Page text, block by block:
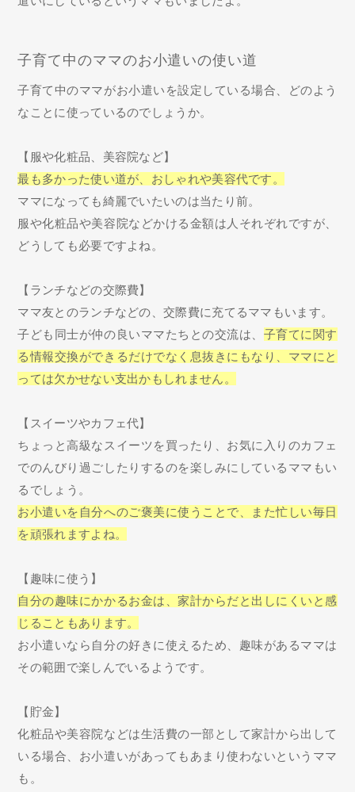
子育て中のママのお小遣いの使い道
子育て中のママがお小遣いを設定している場合、どのよう
なことに使っているのでしょうか。
【服や化粧品、美容院など】
最も多かった使い道が、おしゃれや美容代です。
ママになっても綺麗でいたいのは当たり前。
服や化粧品や美容院などかける金額は人それぞれですが、
どうしても必要ですよね。
【ランチなどの交際費】
ママ友とのランチなどの、交際費に充てるママもいます。
子ども同士が仲の良いママたちとの交流は、 子育てに関す
る情報交換ができるだけでなく息抜きにもなり、ママにと
っては欠かせない支出かもしれません。
【スイーツやカフェ代】
ちょっと高級なスイーツを買ったり、お気に入りのカフェ
でのんびり過ごしたりするのを楽しみにしているママもい
るでしょう。
お小遣いを自分へのご褒美に使うことで、また忙しい毎日
を頑張れますよね。
【趣味に使う】
自分の趣味にかかるお金は、家計からだと出しにくいと感
じることもあります。
お小遣いなら自分の好きに使えるため、趣味があるママは
その範囲で楽しんでいるようです。
【貯金】
化粧品や美容院などは生活費の一部として家計から出して
いる場合、お小遣いがあってもあまり使わないというママ
も。